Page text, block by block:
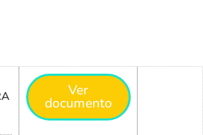
Ver
documento